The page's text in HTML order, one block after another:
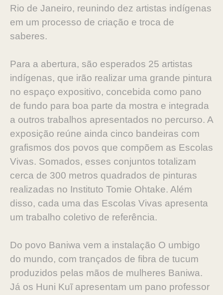
Rio de Janeiro, reunindo dez artistas indígenas
em um processo de criação e troca de
saberes.
Para a abertura, são esperados 25 artistas
indígenas, que irão realizar uma grande pintura
no espaço expositivo, concebida como pano
de fundo para boa parte da mostra e integrada
a outros trabalhos apresentados no percurso. A
exposição reúne ainda cinco bandeiras com
grafismos dos povos que compõem as Escolas
Vivas. Somados, esses conjuntos totalizam
cerca de 300 metros quadrados de pinturas
realizadas no Instituto Tomie Ohtake. Além
disso, cada uma das Escolas Vivas apresenta
um trabalho coletivo de referência.
Do povo Baniwa vem a instalação O umbigo
do mundo, com trançados de fibra de tucum
produzidos pelas mãos de mulheres Baniwa.
Já os Huni Kuĩ apresentam um pano professor